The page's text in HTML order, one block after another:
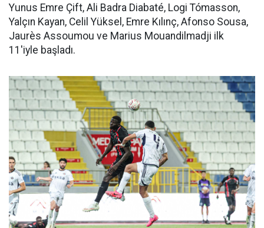
Yunus Emre Çift, Ali Badra Diabaté, Logi Tómasson,
Yalçın Kayan, Celil Yüksel, Emre Kılınç, Afonso Sousa,
Jaurès Assoumou ve Marius Mouandilmadji ilk
11'iyle başladı.